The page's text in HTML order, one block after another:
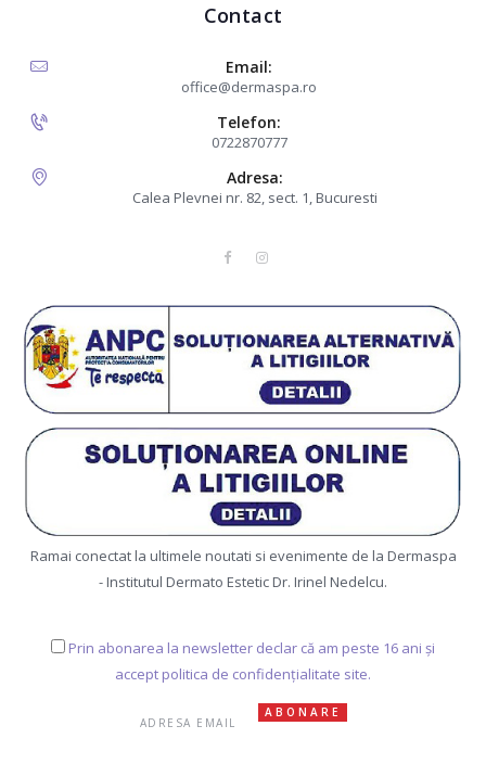
Contact
Email:
office@dermaspa.ro
Telefon:
0722870777
Adresa:
Calea Plevnei nr. 82, sect. 1, Bucuresti
Ramai conectat la ultimele noutati si evenimente de la Dermaspa
- Institutul Dermato Estetic Dr. Irinel Nedelcu.
Prin abonarea la newsletter declar că am peste 16 ani și
accept politica de confidențialitate site.